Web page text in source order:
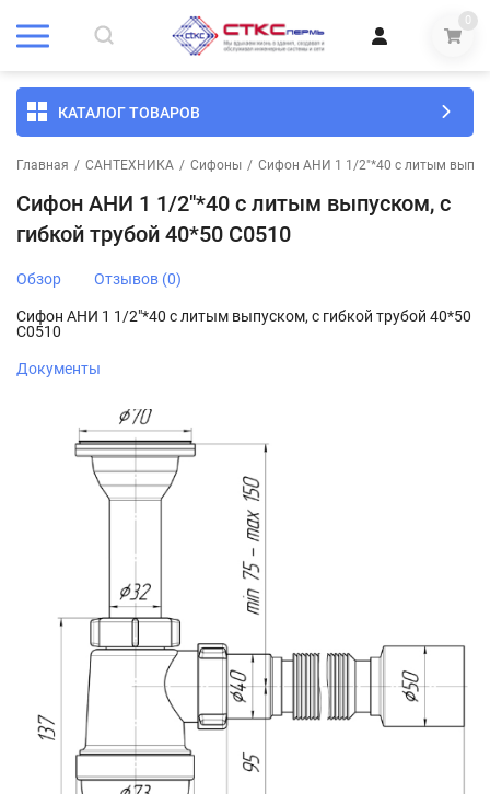
0
КАТАЛОГ ТОВАРОВ
Главная / САНТЕХНИКА / Сифоны / Сифон АНИ 1 1/2"*40 с литым
Сифон АНИ 1 1/2"*40 с литым выпуском, с
гибкой трубой 40*50 C0510
Обзор Отзывов (0)
Сифон АНИ 1 1/2"*40 с литым выпуском, с гибкой трубой 40*50
C0510
Документы